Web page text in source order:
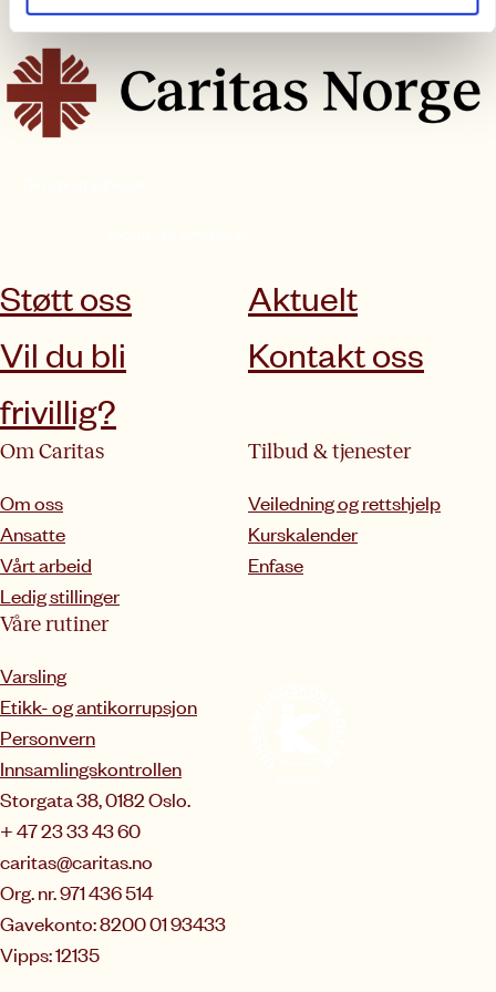
Støtt oss
Aktuelt
Vil du bli
frivillig?
Kontakt oss
Om Caritas
Om oss
Ansatte
Vårt arbeid
Ledig stillinger
Tilbud & tjenester
Veiledning og rettshjelp
Kurskalender
Enfase
Våre rutiner
Varsling
Etikk- og antikorrupsjon
Personvern
Innsamlingskontrollen
Storgata 38, 0182 Oslo.
+ 47 23 33 43 60
caritas@caritas.no
Org. nr. 971 436 514
Gavekonto: 8200 01 93433
Vipps: 12135